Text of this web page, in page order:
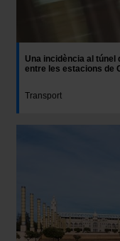
Una incidència al túnel
entre les estacions de
Transport